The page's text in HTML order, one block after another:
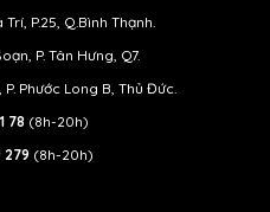
P.25, Q.Bình Thạnh.
P. Tân Hưng, Q7.
Phước Long B, Thủ Đức.
78 (8h-20h)
279 (8h-20h)